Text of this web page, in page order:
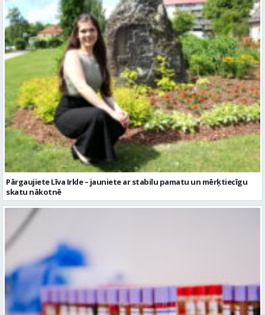
Pārgaujiete Līva Irkle – jauniete ar stabilu pamatu un mērķtiecīgu
skatu nākotnē